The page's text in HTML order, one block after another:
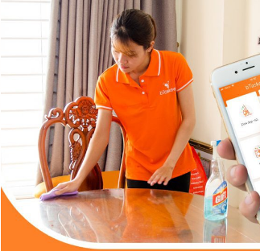
Chuyển nhà trọn gói, không lo dọn
dẹp nơi đi nơi đến
Vệ sinh công nghiệp NEW
Vệ sinh chuyên nghiệp cho văn
phòng, nhà xưởng, công trình lớn